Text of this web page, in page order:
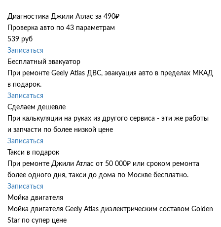
Диагностика Джили Атлас за 490₽
Проверка авто по 43 параметрам
539 руб
Записаться
Бесплатный эвакуатор
При ремонте Geely Atlas ДВС, эвакуация авто в пределах МКАД
в подарок.
Записаться
Сделаем дешевле
При калькуляции на руках из другого сервиса - эти же работы
и запчасти по более низкой цене
Записаться
Такси в подарок
При ремонте Джили Атлас от 50 000₽ или сроком ремонта
более одного дня, такси до дома по Москве бесплатно.
Записаться
Мойка двигателя
Мойка двигателя Geely Atlas диэлектрическим составом Golden
Star по супер цене